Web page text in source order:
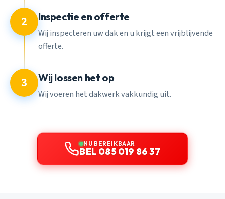
2 Inspectie en offerte
Wij inspecteren uw dak en u krijgt een vrijblijvende
offerte.
3 Wij lossen het op
Wij voeren het dakwerk vakkundig uit.
NU BEREIKBAAR
BEL 085 019 86 37